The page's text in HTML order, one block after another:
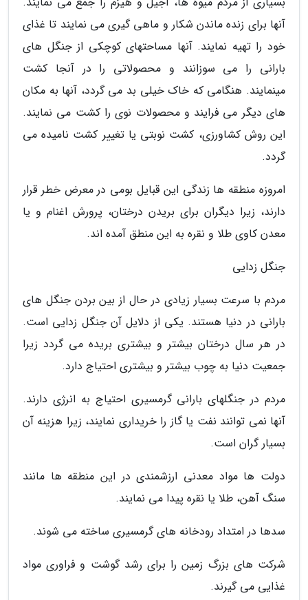
آنها برای زنده ماندن شکار و ماهی گیری می نمایند تا غذای
خود را تهیه نمایند. آنها مساحتهای کوچکی از جنگل های
بارانی را می سوزانند و محصولاتی را در آنجا کشت
مینمایند. هنگامی که خاک خیلی بد می گردد، آنها به مکان
های دیگر می فرایند و محصولات نوی را کشت می نمایند.
این روش کشاورزی، کشت نوبتی یا تغییر کشت نامیده می
گردد.
امروزه منطقه ها زندگی این قبایل بومی در معرض خطر قرار
دارند، زیرا دیگران برای بریدن درختان، پرورش اغنام و یا
معدن کاوی طلا و نقره به این منطق آمده اند.
جنگل زدایی
مردم با سرعت بسیار زیادی در حال از بین بردن جنگل های
بارانی در دنیا هستند. یکی از دلایل آن جنگل زدایی است.
در هر سال درختان بیشتر و بیشتری بریده می گردد زیرا
جمعیت دنیا به چوب بیشتر و بیشتری احتیاج دارد.
مردم در جنگلهای بارانی گرمسیری احتیاج به انرژی دارند.
آنها نمی توانند نفت یا گاز را خریداری نمایند، زیرا هزینه آن
بسیار گران است.
دولت ها مواد معدنی ارزشمندی در این منطقه ها مانند
سنگ آهن، طلا یا نقره پیدا می نمایند.
سدها در امتداد رودخانه های گرمسیری ساخته می شوند.
شرکت های بزرگ زمین را برای رشد گوشت و فراوری مواد
غذایی می گیرند.